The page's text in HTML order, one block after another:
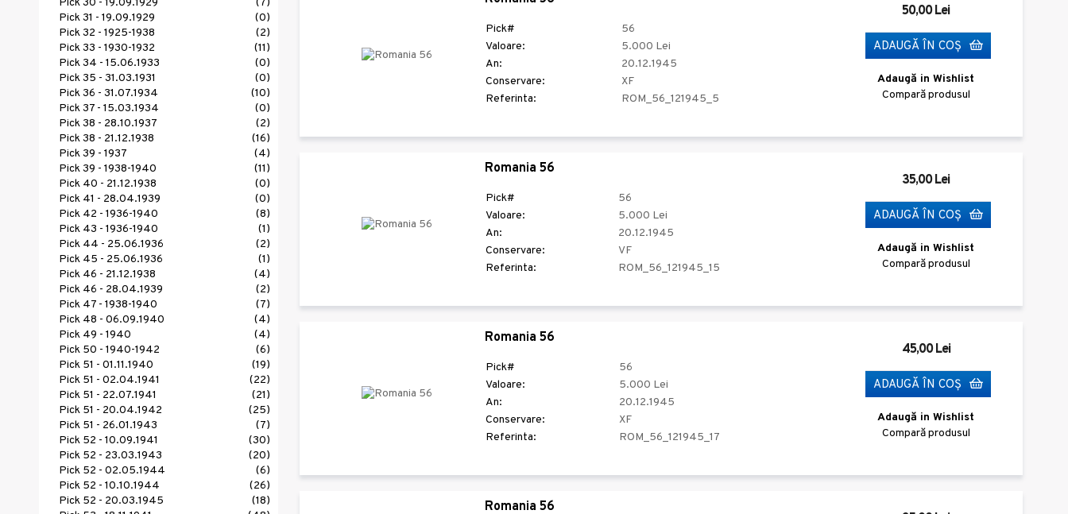
Pick 31 - 19.09.1929
(0)
Pick 32 - 1925-1938
(2)
Pick 33 - 1930-1932
(11)
Pick 34 - 15.06.1933
(0)
Pick 35 - 31.03.1931
(0)
Pick 36 - 31.07.1934
(10)
Pick 37 - 15.03.1934
(0)
Pick 38 - 28.10.1937
(2)
Pick 38 - 21.12.1938
(16)
Pick 39 - 1937
(4)
Pick 39 - 1938-1940
(11)
Pick 40 - 21.12.1938
(0)
Pick 41 - 28.04.1939
(0)
Pick 42 - 1936-1940
(8)
Pick 43 - 1936-1940
(1)
Pick 44 - 25.06.1936
(2)
Pick 45 - 25.06.1936
(1)
Pick 46 - 21.12.1938
(4)
Pick 46 - 28.04.1939
(2)
Pick 47 - 1938-1940
(7)
Pick 48 - 06.09.1940
(4)
Pick 49 - 1940
(4)
Pick 50 - 1940-1942
(6)
Pick 51 - 01.11.1940
(19)
Pick 51 - 02.04.1941
(22)
Pick 51 - 22.07.1941
(21)
Pick 51 - 20.04.1942
(25)
Pick 51 - 26.01.1943
(7)
Pick 52 - 10.09.1941
(30)
Pick 52 - 23.03.1943
(20)
Pick 52 - 02.05.1944
(6)
Pick 52 - 10.10.1944
(26)
Pick 52 - 20.03.1945
(18)
Pick#
56
Valoare:
5.000 Lei
An:
20.12.1945
Conservare:
XF
Referinta:
ROM_56_121945_5
50,00 Lei
ADAUGĂ ÎN COŞ
Adaugă in Wishlist
Compară produsul
Romania 56
Pick#
56
Valoare:
5.000 Lei
An:
20.12.1945
Conservare:
VF
Referinta:
ROM_56_121945_15
35,00 Lei
ADAUGĂ ÎN COŞ
Adaugă in Wishlist
Compară produsul
Romania 56
Pick#
56
Valoare:
5.000 Lei
An:
20.12.1945
Conservare:
XF
Referinta:
ROM_56_121945_17
45,00 Lei
ADAUGĂ ÎN COŞ
Adaugă in Wishlist
Compară produsul
Romania 56